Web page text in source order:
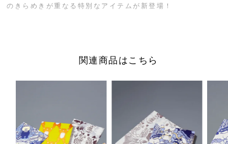
のきらめきが重なる特別なアイテムが新登場！
何気ないひとときに特別感を添えます。
【ROKKAKU】
■"ROKKAKU"シリーズはこちら
関連商品はこちら